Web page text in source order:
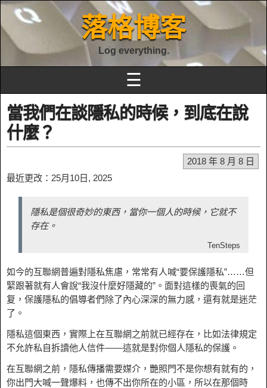
落格博客
Log everything.
☰
當我們在談隱私的時候，到底在說
什麼？
2018 年 8 月 8 日
最近更改：25月10日, 2025
隱私是個很奇妙的東西，當你一個人的時候，它就不
存在。
TenSteps
如今的互聯網普遍對隱私焦慮，常常有人喊“要保護隱私”……但
緊跟著就有人會說“我沒什麼好隱藏的”。面對這樣的喪氣的回
复，保護隱私的倡導者們除了內心深深的無力感，還有就是迷茫
了。
隱私這個東西，實際上在互聯網之前就已經存在，比如法律規定
不允許私自拆讀他人信件——這就是對你個人隱私的保護。
在互聯網之前，隱私傳播需要媒介，艷照門不是你想有就有的，
你出門大喊一聲爆料，也傳不出你所在的小區，所以在那個時